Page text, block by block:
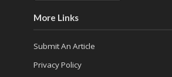
More Links
Submit An Article
Privacy Policy